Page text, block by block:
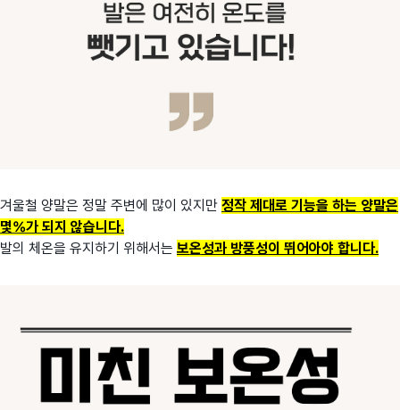
겨울철 양말은 정말 주변에 많이 있지만 정작 제대로 기능을 하는 양말은
몇%가 되지 않습니다.
발의 체온을 유지하기 위해서는 보온성과 방풍성이 뛰어아야 합니다.